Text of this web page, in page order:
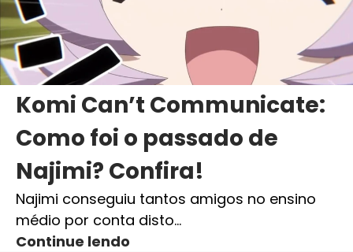
Komi Can’t Communicate:
Como foi o passado de
Najimi? Confira!
Najimi conseguiu tantos amigos no ensino
médio por conta disto…
Continue lendo